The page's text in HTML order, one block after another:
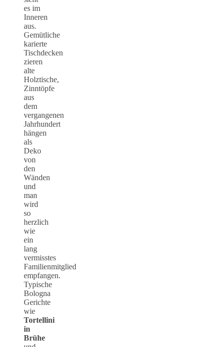
es im
Inneren
aus.
Gemütliche
karierte
Tischdecken
zieren
alte
Holztische,
Zinntöpfe
aus
dem
vergangenen
Jahrhundert
hängen
als
Deko
von
den
Wänden
und
man
wird
so
herzlich
wie
ein
lang
vermisstes
Familienmitglied
empfangen.
Typische
Bologna
Gerichte
wie
Tortellini
in
Brühe